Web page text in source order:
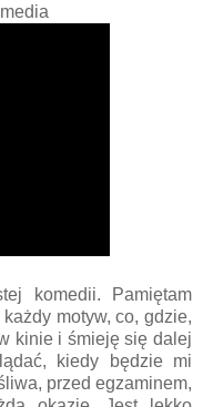
komedii. Pamiętam
motyw, co, gdzie,
kinie i śmieję się dalej
kiedy będzie mi
przed egzaminem,